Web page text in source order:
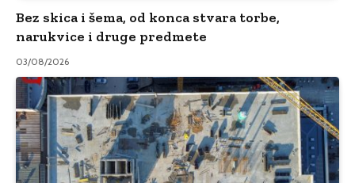
Bez skica i šema, od konca stvara torbe,
narukvice i druge predmete
03/08/2026